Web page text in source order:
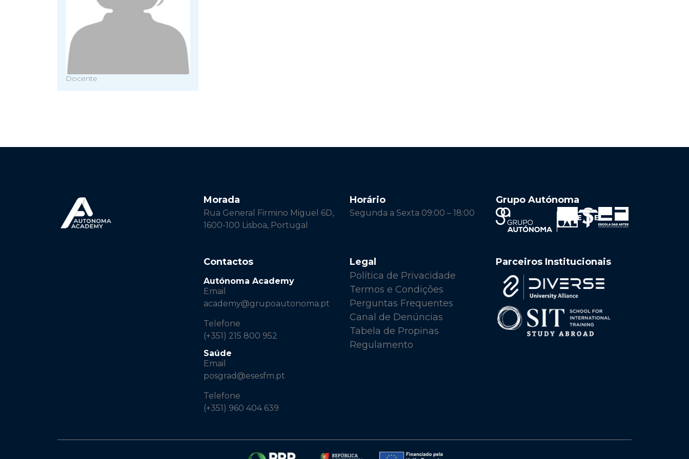
Docente
Morada
Rua General Firmino Miguel 6D,
1600-100 Lisboa, Portugal
Horário
Segunda a Sexta 09:00 – 18:00
Grupo Autónoma
Contactos
Autónoma Academy
Email
academy@grupoautonoma.pt
Telefone
(+351) 215 800 952
Saúde
Email
posgrad@esesfm.pt
Telefone
(+351) 960 404 639
Legal
Política de Privacidade
Termos e Condições
Perguntas Frequentes
Canal de Denúncias
Tabela de Propinas
Regulamento
Parceiros Institucionais